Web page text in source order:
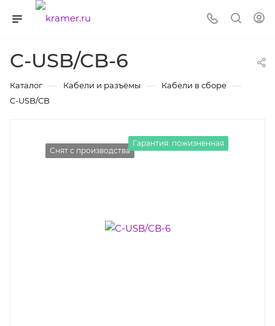
C-USB/CB-6
Каталог — Кабели и разъёмы — Кабели в сборе —
C-USB/CB
Снят с производства
Гарантия: пожизненная